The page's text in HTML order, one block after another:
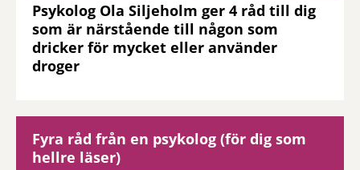
Psykolog Ola Siljeholm ger 4 råd till dig
som är närstående till någon som
dricker för mycket eller använder
droger
Fyra råd från en psykolog (för dig som
hellre läser)